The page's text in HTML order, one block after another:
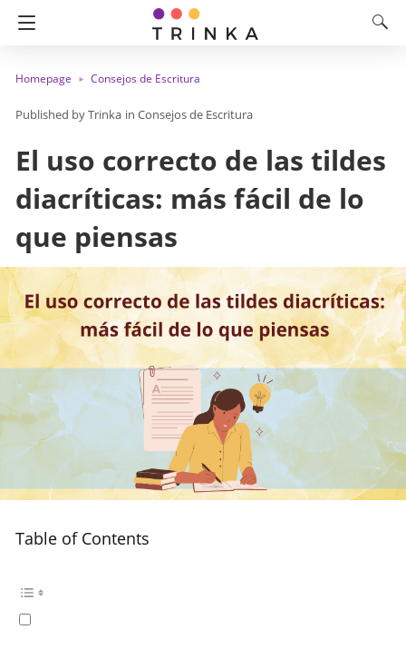
Homepage Consejos de Escritura
Trinka in Consejos de Escritura
El uso correcto de las tildes
diacríticas: más fácil de lo
que piensas
Table of Contents